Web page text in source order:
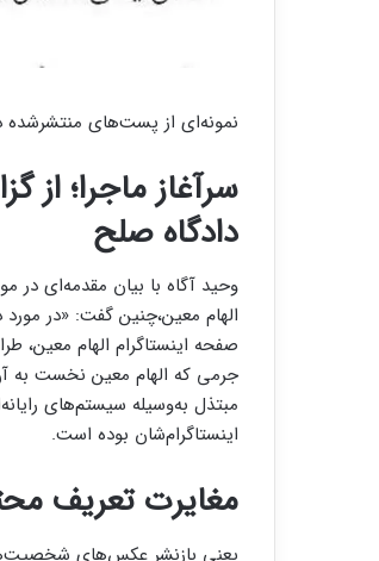
نمونه‌ای از پست‌های منتشرشده
سرآغاز ماجرا؛ از
دادگاه صلح
وحید آگاه با بیان مقدمه‌ای در
صفحه اینستاگرام الهام معین،
جرمی که الهام معین نخست به
مبتذل به‌وسیله سیستم‌های
اینستاگرام‌شان بوده است.
مغایرت تعریف
یعنی بازنشر عکس‌های